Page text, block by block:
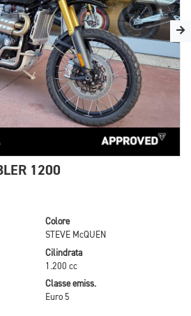
1200
Colore
STEVE McQUEN
Cilindrata
1.200 cc
Classe emiss.
Euro 5